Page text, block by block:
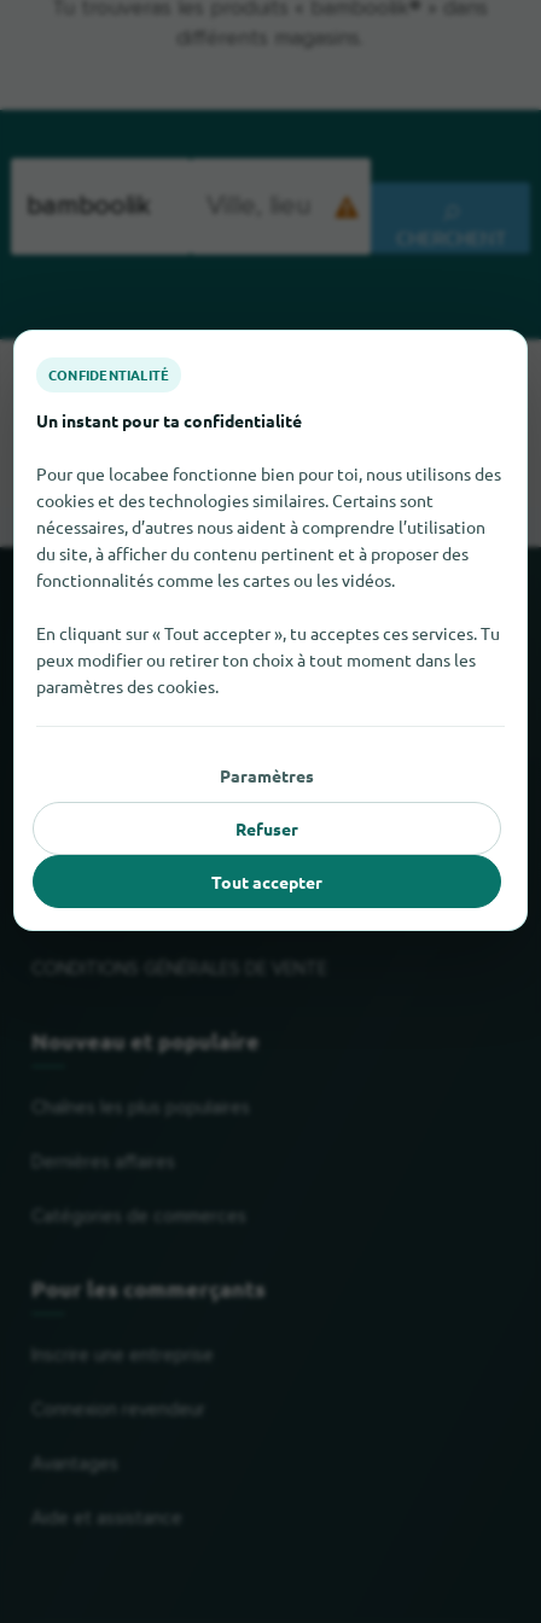
Tu trouveras les produits « bamboolik® » dans
CHERCHENT
Malheureusement, nous ne pouvons pas trouver bamboolik
serions heureux que tu nous le dises.
Faits et chiffres
Partenaires
Mentions légales
Confidentialité
Nouveau et populaire
Pour les commerçants
Avantages
CONFIDENTIALITÉ
Un instant pour ta confidentialité
Pour que locabee fonctionne bien pour toi, nous utilisons des
cookies et des technologies similaires. Certains sont
nécessaires, d’autres nous aident à comprendre l’utilisation
du site, à afficher du contenu pertinent et à proposer des
fonctionnalités comme les cartes ou les vidéos.
En cliquant sur « Tout accepter », tu acceptes ces services. Tu
peux modifier ou retirer ton choix à tout moment dans les
paramètres des cookies.
Paramètres
Refuser
Tout accepter